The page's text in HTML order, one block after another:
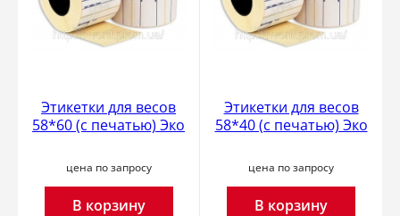
Этикетки для весов
58*60 (с печатью) Эко
цена по запросу
В корзину
Этикетки для весов
58*40 (с печатью) Эко
цена по запросу
В корзину